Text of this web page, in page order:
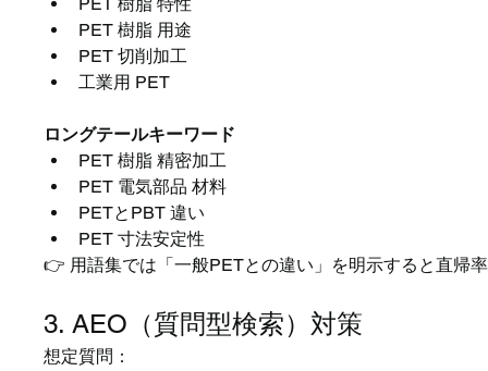
PET 樹脂 特性
PET 樹脂 用途
PET 切削加工
工業用 PET
ロングテールキーワード
PET 樹脂 精密加工
PET 電気部品 材料
PETとPBT 違い
PET 寸法安定性
👉 用語集では「一般PETとの違い」を明示すると直帰率
3. AEO（質問型検索）対策
想定質問：